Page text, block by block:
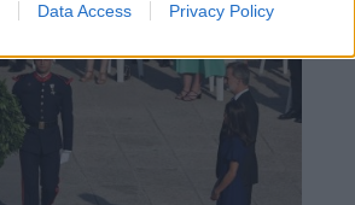
Data Access Privacy Policy